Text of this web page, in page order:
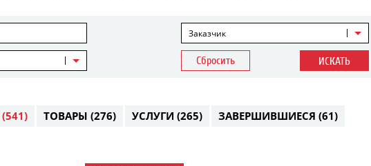
Заказчик
Сбросить ИСКАТЬ
(541) ТОВАРЫ (276) УСЛУГИ (265) ЗАВЕРШИВШИЕСЯ (61)